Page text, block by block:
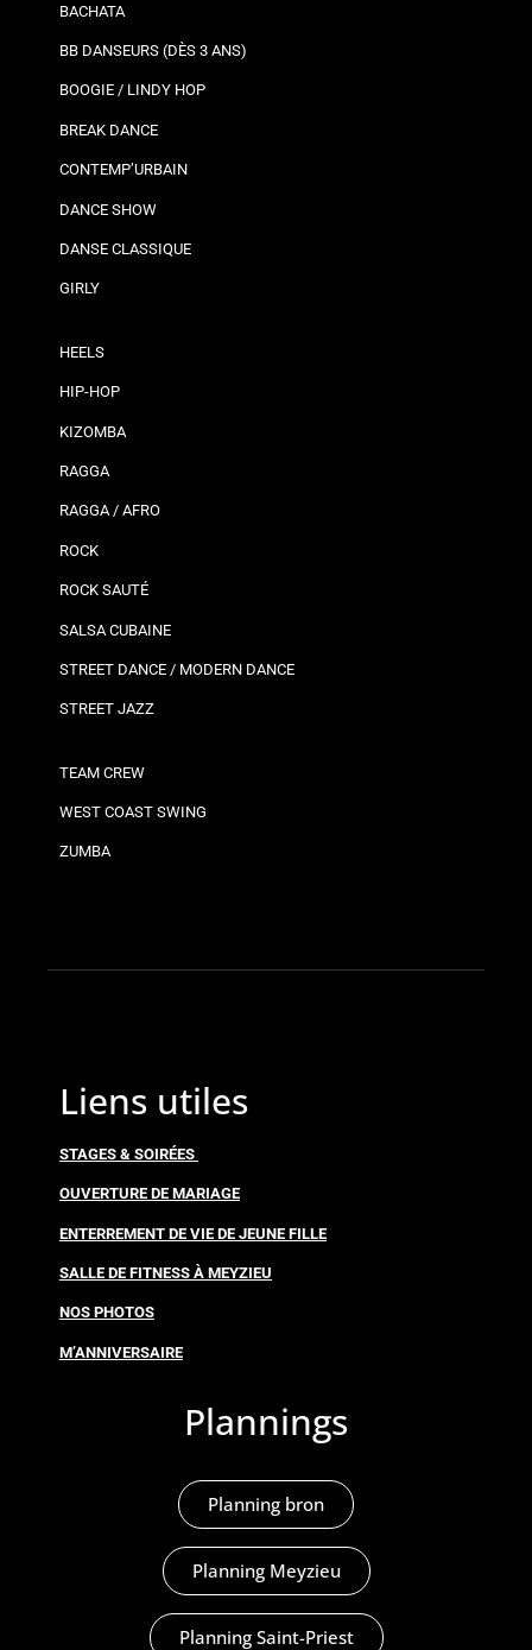
BACHATA
BB DANSEURS (DÈS 3 ANS)
BOOGIE / LINDY HOP
BREAK DANCE
CONTEMP’URBAIN
DANCE SHOW
DANSE CLASSIQUE
GIRLY
HEELS
HIP-HOP
KIZOMBA
RAGGA
RAGGA / AFRO
ROCK
ROCK SAUTÉ
SALSA CUBAINE
STREET DANCE / MODERN DANCE
STREET JAZZ
TEAM CREW
WEST COAST SWING
ZUMBA
Liens utiles
STAGES & SOIRÉES
OUVERTURE DE MARIAGE
ENTERREMENT DE VIE DE JEUNE FILLE
SALLE DE FITNESS À MEYZIEU
NOS PHOTOS
M’ANNIVERSAIRE
Plannings
Planning bron
Planning Meyzieu
Planning Saint-Priest